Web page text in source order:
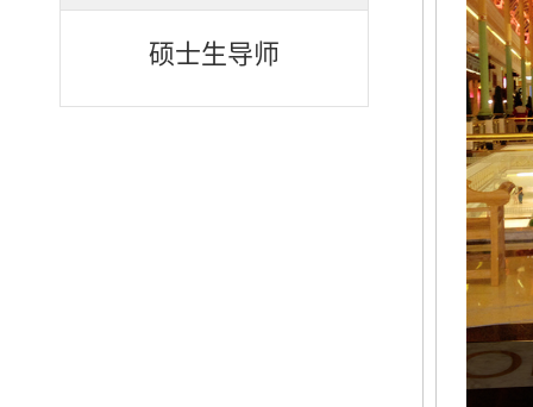
硕士生导师